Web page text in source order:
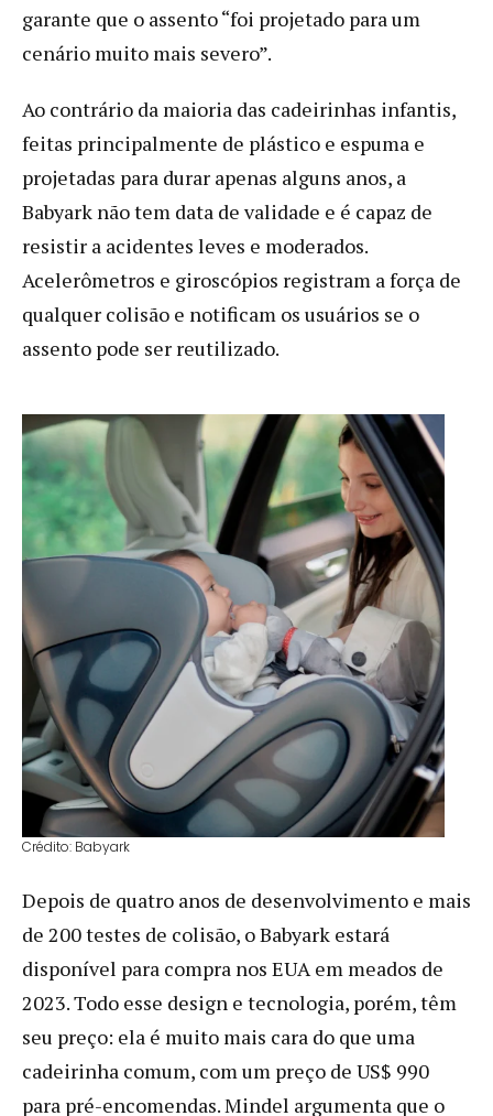
garante que o assento “foi projetado para um
cenário muito mais severo”.
Ao contrário da maioria das cadeirinhas infantis,
feitas principalmente de plástico e espuma e
projetadas para durar apenas alguns anos, a
Babyark não tem data de validade e é capaz de
resistir a acidentes leves e moderados.
Acelerômetros e giroscópios registram a força de
qualquer colisão e notificam os usuários se o
assento pode ser reutilizado.
Crédito: Babyark
Depois de quatro anos de desenvolvimento e mais
de 200 testes de colisão, o Babyark estará
disponível para compra nos EUA em meados de
2023. Todo esse design e tecnologia, porém, têm
seu preço: ela é muito mais cara do que uma
cadeirinha comum, com um preço de US$ 990
para pré-encomendas. Mindel argumenta que o